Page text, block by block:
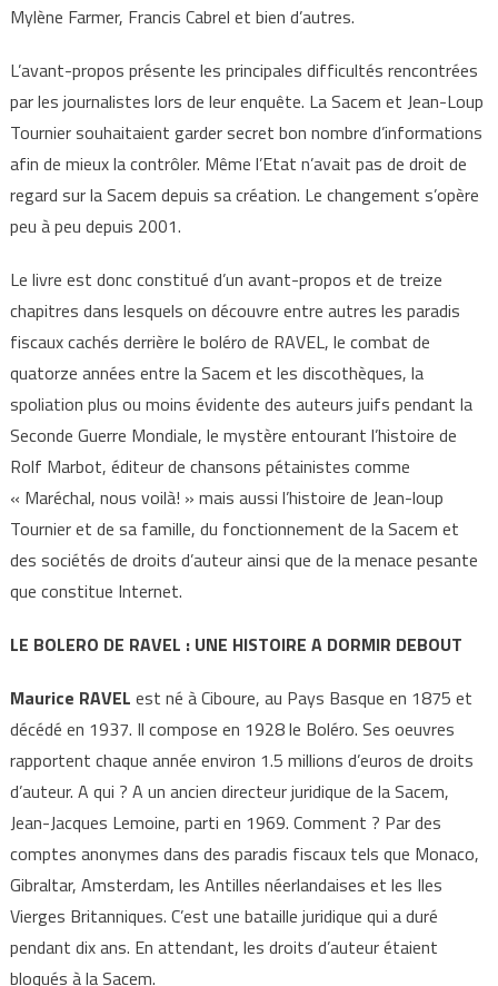
Mylène Farmer, Francis Cabrel et bien d’autres.
L’avant-propos présente les principales difficultés rencontrées
par les journalistes lors de leur enquête. La Sacem et Jean-Loup
Tournier souhaitaient garder secret bon nombre d’informations
afin de mieux la contrôler. Même l’Etat n’avait pas de droit de
regard sur la Sacem depuis sa création. Le changement s’opère
peu à peu depuis 2001.
Le livre est donc constitué d’un avant-propos et de treize
chapitres dans lesquels on découvre entre autres les paradis
fiscaux cachés derrière le boléro de RAVEL, le combat de
quatorze années entre la Sacem et les discothèques, la
spoliation plus ou moins évidente des auteurs juifs pendant la
Seconde Guerre Mondiale, le mystère entourant l’histoire de
Rolf Marbot, éditeur de chansons pétainistes comme
« Maréchal, nous voilà! » mais aussi l’histoire de Jean-loup
Tournier et de sa famille, du fonctionnement de la Sacem et
des sociétés de droits d’auteur ainsi que de la menace pesante
que constitue Internet.
LE BOLERO DE RAVEL : UNE HISTOIRE A DORMIR DEBOUT
Maurice RAVEL est né à Ciboure, au Pays Basque en 1875 et
décédé en 1937. Il compose en 1928 le Boléro. Ses oeuvres
rapportent chaque année environ 1.5 millions d’euros de droits
d’auteur. A qui ? A un ancien directeur juridique de la Sacem,
Jean-Jacques Lemoine, parti en 1969. Comment ? Par des
comptes anonymes dans des paradis fiscaux tels que Monaco,
Gibraltar, Amsterdam, les Antilles néerlandaises et les Iles
Vierges Britanniques. C’est une bataille juridique qui a duré
pendant dix ans. En attendant, les droits d’auteur étaient
bloqués à la Sacem.